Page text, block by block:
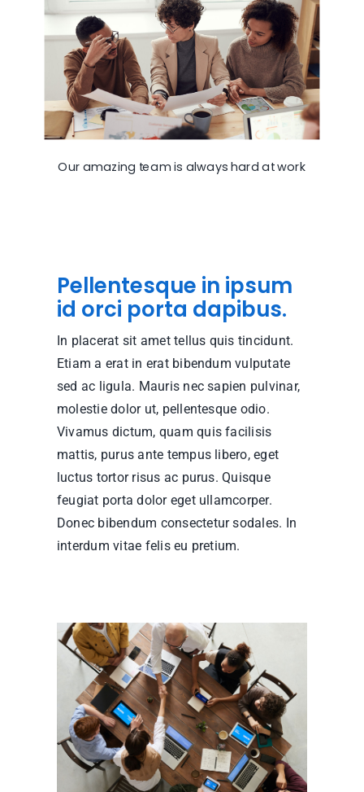
Our amazing team is always hard at work
Pellentesque in ipsum
id orci porta dapibus.
In placerat sit amet tellus quis tincidunt.
Etiam a erat in erat bibendum vulputate
sed ac ligula. Mauris nec sapien pulvinar,
molestie dolor ut, pellentesque odio.
Vivamus dictum, quam quis facilisis
mattis, purus ante tempus libero, eget
luctus tortor risus ac purus. Quisque
feugiat porta dolor eget ullamcorper.
Donec bibendum consectetur sodales. In
interdum vitae felis eu pretium.